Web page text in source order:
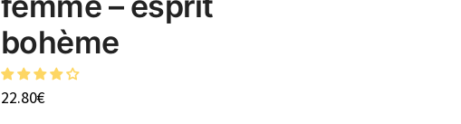
bohème
22.80€